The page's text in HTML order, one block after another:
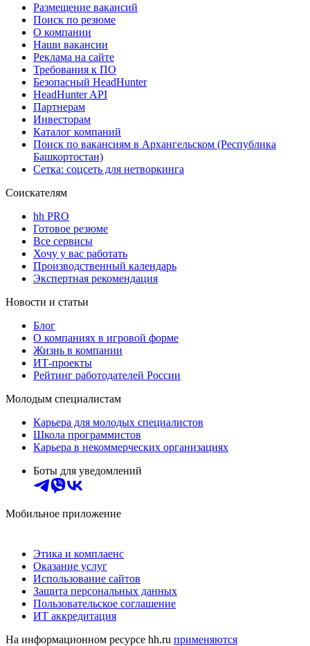
Размещение вакансий
Поиск по резюме
О компании
Наши вакансии
Реклама на сайте
Требования к ПО
Безопасный HeadHunter
HeadHunter API
Партнерам
Инвесторам
Каталог компаний
Поиск по вакансиям в Архангельском (Республика
Башкортостан)
Сетка: соцсеть для нетворкинга
Соискателям
hh PRO
Готовое резюме
Все сервисы
Хочу у вас работать
Производственный календарь
Экспертная рекомендация
Новости и статьи
Блог
О компаниях в игровой форме
Жизнь в компании
ИТ-проекты
Рейтинг работодателей России
Молодым специалистам
Карьера для молодых специалистов
Школа программистов
Карьера в некоммерческих организациях
Боты для уведомлений
Мобильное приложение
Этика и комплаенс
Оказание услуг
Использование сайтов
Защита персональных данных
Пользовательское соглашение
ИТ аккредитация
На информационном ресурсе hh.ru применяются